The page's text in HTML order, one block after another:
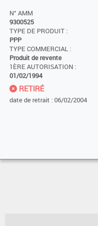
N° AMM
9300525
TYPE DE PRODUIT :
PPP
TYPE COMMERCIAL :
Produit de revente
1ÈRE AUTORISATION :
01/02/1994
RETIRÉ
date de retrait : 06/02/2004